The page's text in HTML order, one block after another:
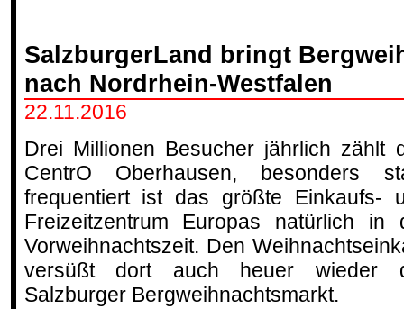
SalzburgerLand bringt
nach Nordrhein-Westfalen
22.11.2016
Drei Millionen Besucher jährlich zählt
CentrO Oberhausen, besonders
frequentiert ist das größte Einkaufs-
Freizeitzentrum Europas natürlich in
Vorweihnachtszeit. Den
versüßt dort auch heuer wieder
Salzburger Bergweihnachtsmarkt.